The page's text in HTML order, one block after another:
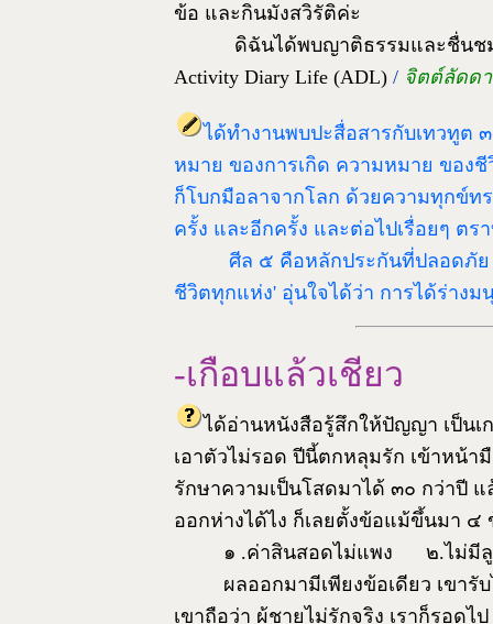
ข้อ และกินมังสวิรัติค่ะ
ดิฉันได้พบญาติธรรมและชื่นช
Activity Diary Life (ADL) / จิตต์ลัดด
ได้ทำงานพบปะสื่อสารกับเทวทูต
หมาย ของการเกิด ความหมาย ของ
ก็โบกมือลาจากโลก ด้วยความทุกข์ท
ครั้ง และอีกครั้ง และต่อไปเรื่อยๆ ต
ศีล ๕ คือหลักประกันที่ปลอดภัย
ชีวิตทุกแห่ง' อุ่นใจได้ว่า การได้ร่าง
-เกือบแล้วเชียว
ได้อ่านหนังสือรู้สึกให้ปัญญา เป็นเ
เอาตัวไม่รอด ปีนี้ตกหลุมรัก เข้าหน้า
รักษาความเป็นโสดมาได้ ๓๐ กว่าปี
ออกห่างได้ไง ก็เลยตั้งข้อแม้ขึ้นมา ๔
๑ .ค่าสินสอดไม่แพง ๒.ไม่มีลู
ผลออกมามีเพียงข้อเดียว เขารับ
เขาถือว่า ผู้ชายไม่รักจริง เราก็รอด